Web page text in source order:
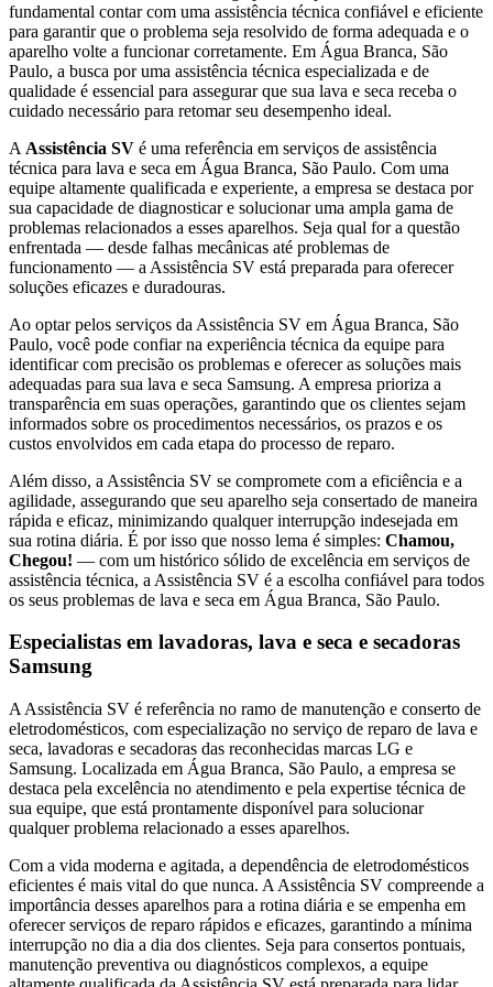
fundamental contar com uma assistência técnica confiável e eficiente
para garantir que o problema seja resolvido de forma adequada e o
aparelho volte a funcionar corretamente. Em Água Branca, São
Paulo, a busca por uma assistência técnica especializada e de
qualidade é essencial para assegurar que sua lava e seca receba o
cuidado necessário para retomar seu desempenho ideal.
A Assistência SV é uma referência em serviços de assistência
técnica para lava e seca em Água Branca, São Paulo. Com uma
equipe altamente qualificada e experiente, a empresa se destaca por
sua capacidade de diagnosticar e solucionar uma ampla gama de
problemas relacionados a esses aparelhos. Seja qual for a questão
enfrentada — desde falhas mecânicas até problemas de
funcionamento — a Assistência SV está preparada para oferecer
soluções eficazes e duradouras.
Ao optar pelos serviços da Assistência SV em Água Branca, São
Paulo, você pode confiar na experiência técnica da equipe para
identificar com precisão os problemas e oferecer as soluções mais
adequadas para sua lava e seca Samsung. A empresa prioriza a
transparência em suas operações, garantindo que os clientes sejam
informados sobre os procedimentos necessários, os prazos e os
custos envolvidos em cada etapa do processo de reparo.
Além disso, a Assistência SV se compromete com a eficiência e a
agilidade, assegurando que seu aparelho seja consertado de maneira
rápida e eficaz, minimizando qualquer interrupção indesejada em
sua rotina diária. É por isso que nosso lema é simples: Chamou,
Chegou! — com um histórico sólido de excelência em serviços de
assistência técnica, a Assistência SV é a escolha confiável para todos
os seus problemas de lava e seca em Água Branca, São Paulo.
Especialistas em lavadoras, lava e seca e secadoras
Samsung
A Assistência SV é referência no ramo de manutenção e conserto de
eletrodomésticos, com especialização no serviço de reparo de lava e
seca, lavadoras e secadoras das reconhecidas marcas LG e
Samsung. Localizada em Água Branca, São Paulo, a empresa se
destaca pela excelência no atendimento e pela expertise técnica de
sua equipe, que está prontamente disponível para solucionar
qualquer problema relacionado a esses aparelhos.
Com a vida moderna e agitada, a dependência de eletrodomésticos
eficientes é mais vital do que nunca. A Assistência SV compreende a
importância desses aparelhos para a rotina diária e se empenha em
oferecer serviços de reparo rápidos e eficazes, garantindo a mínima
interrupção no dia a dia dos clientes. Seja para consertos pontuais,
manutenção preventiva ou diagnósticos complexos, a equipe